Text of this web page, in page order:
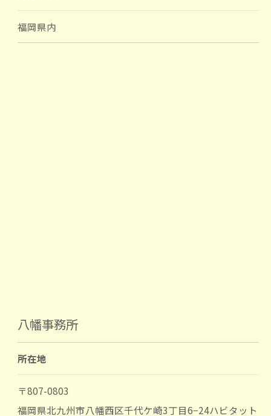
福岡県内
八幡事務所
所在地
〒807-0803
福岡県北九州市八幡西区千代ケ崎3丁目6−24ハビタット